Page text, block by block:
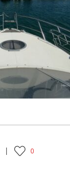
0